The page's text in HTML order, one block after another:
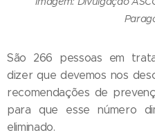
São 266 pessoas em
dizer que devemos nos
recomendações de
para que esse número
eliminado.